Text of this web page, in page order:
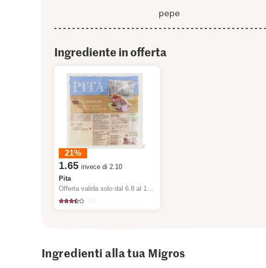
pepe
Ingrediente in offerta
21%
1.65 invece di 2.10
Pita
Ingredienti alla tua Migros